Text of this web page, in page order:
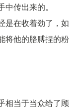
传出来的。
是在收着劲了，如
将他的胳膊捏的粉
相当于当众给了顾